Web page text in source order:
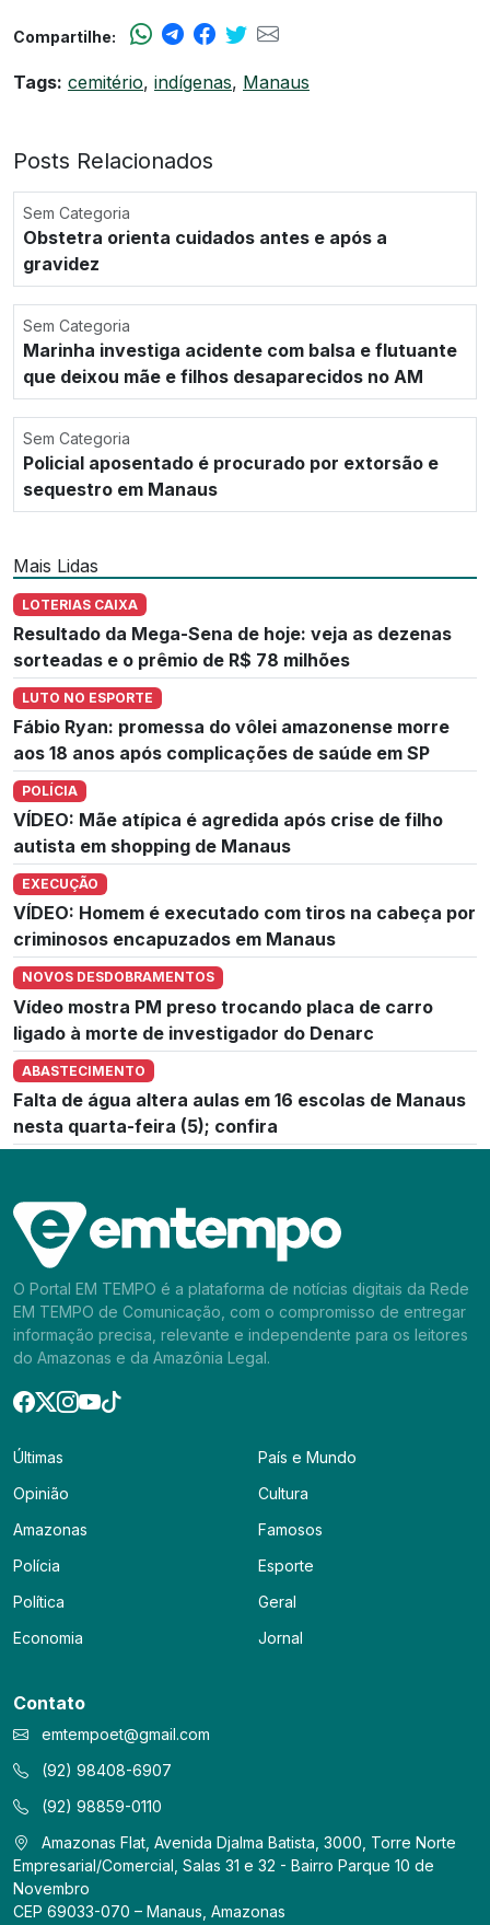
Compartilhe:
Tags: cemitério, indígenas, Manaus
Posts Relacionados
Sem Categoria
Obstetra orienta cuidados antes e após a
gravidez
Sem Categoria
Marinha investiga acidente com balsa e flutuante
que deixou mãe e filhos desaparecidos no AM
Sem Categoria
Policial aposentado é procurado por extorsão e
sequestro em Manaus
Mais Lidas
LOTERIAS CAIXA
Resultado da Mega-Sena de hoje: veja as dezenas
sorteadas e o prêmio de R$ 78 milhões
LUTO NO ESPORTE
Fábio Ryan: promessa do vôlei amazonense morre
aos 18 anos após complicações de saúde em SP
POLÍCIA
VÍDEO: Mãe atípica é agredida após crise de filho
autista em shopping de Manaus
EXECUÇÃO
VÍDEO: Homem é executado com tiros na cabeça por
criminosos encapuzados em Manaus
NOVOS DESDOBRAMENTOS
Vídeo mostra PM preso trocando placa de carro
ligado à morte de investigador do Denarc
ABASTECIMENTO
Falta de água altera aulas em 16 escolas de Manaus
nesta quarta-feira (5); confira
O Portal EM TEMPO é a plataforma de notícias digitais da Rede
EM TEMPO de Comunicação, com o compromisso de entregar
informação precisa, relevante e independente para os leitores
do Amazonas e da Amazônia Legal.
Últimas
Opinião
Amazonas
Polícia
Política
Economia
País e Mundo
Cultura
Famosos
Esporte
Geral
Jornal
Contato
emtempoet@gmail.com
(92) 98408-6907
(92) 98859-0110
Amazonas Flat, Avenida Djalma Batista, 3000, Torre Norte
Empresarial/Comercial, Salas 31 e 32 - Bairro Parque 10 de
Novembro
CEP 69033-070 – Manaus, Amazonas